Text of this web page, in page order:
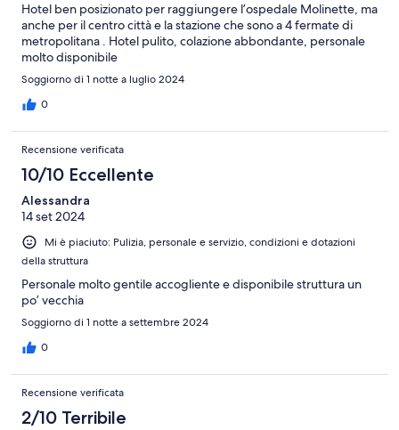
Hotel ben posizionato per raggiungere l’ospedale Molinette, ma
anche per il centro città e la stazione che sono a 4 fermate di
metropolitana . Hotel pulito, colazione abbondante, personale
molto disponibile
Soggiorno di 1 notte a luglio 2024
0
Recensione verificata
10/10 Eccellente
Alessandra
14 set 2024
Mi è piaciuto: Pulizia, personale e servizio, condizioni e dotazioni
della struttura
Personale molto gentile accogliente e disponibile struttura un
po’ vecchia
Soggiorno di 1 notte a settembre 2024
0
Recensione verificata
2/10 Terribile